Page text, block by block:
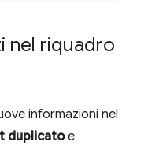
nel riquadro
informazioni nel
duplicatoe